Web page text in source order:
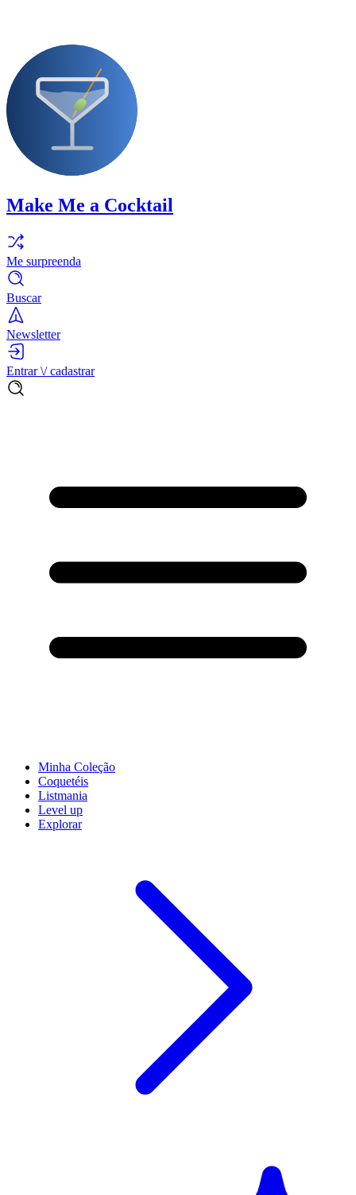
Make Me a Cocktail
Me surpreenda
Buscar
Newsletter
Entrar \/ cadastrar
Minha Coleção
Coquetéis
Listmania
Level up
Explorar